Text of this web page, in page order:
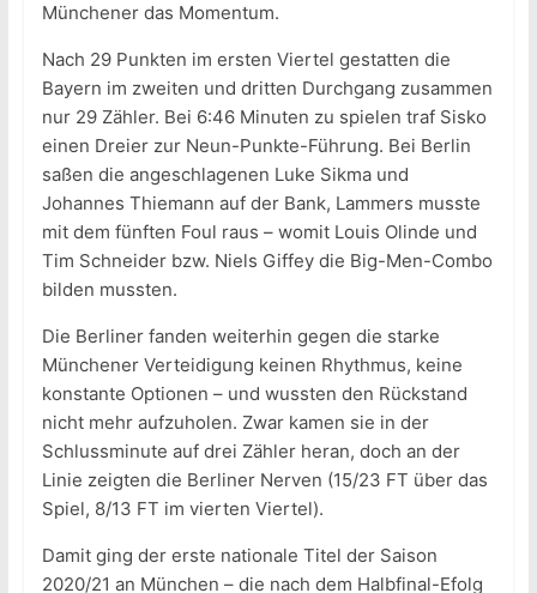
Münchener das Momentum.
Nach 29 Punkten im ersten Viertel gestatten die
Bayern im zweiten und dritten Durchgang zusammen
nur 29 Zähler. Bei 6:46 Minuten zu spielen traf Sisko
einen Dreier zur Neun-Punkte-Führung. Bei Berlin
saßen die angeschlagenen Luke Sikma und
Johannes Thiemann auf der Bank, Lammers musste
mit dem fünften Foul raus – womit Louis Olinde und
Tim Schneider bzw. Niels Giffey die Big-Men-Combo
bilden mussten.
Die Berliner fanden weiterhin gegen die starke
Münchener Verteidigung keinen Rhythmus, keine
konstante Optionen – und wussten den Rückstand
nicht mehr aufzuholen. Zwar kamen sie in der
Schlussminute auf drei Zähler heran, doch an der
Linie zeigten die Berliner Nerven (15/23 FT über das
Spiel, 8/13 FT im vierten Viertel).
Damit ging der erste nationale Titel der Saison
2020/21 an München – die nach dem Halbfinal-Efolg